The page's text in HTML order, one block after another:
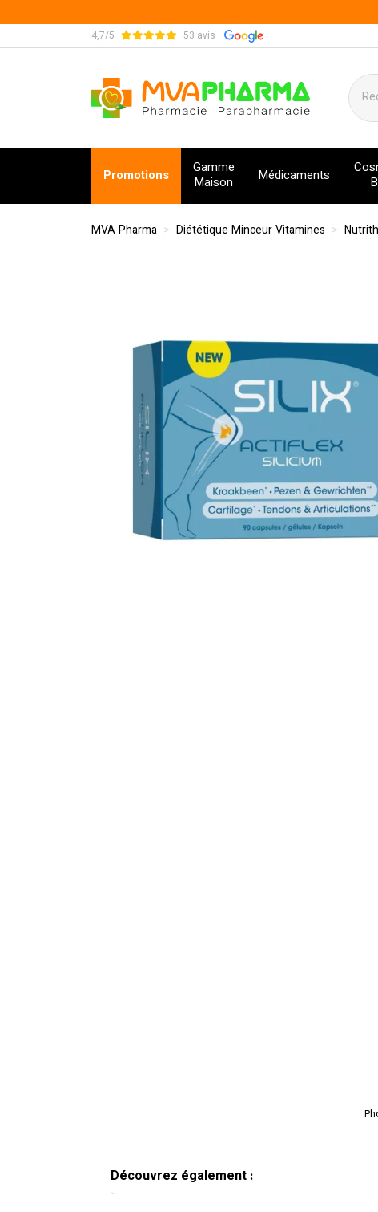
4,7/5 53 avis
MVA Pharma Votre pharmacie en ligne à votre
Promotions
Gamme
Maison
Médicaments
MVA Pharma Diététique Minceur Vitamines
Découvrez également :